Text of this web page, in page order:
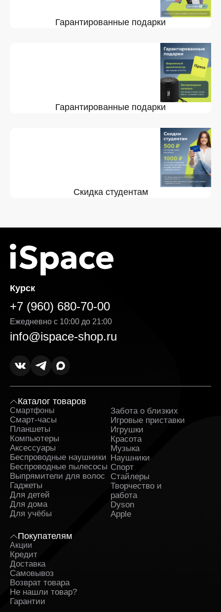
Гарантированные подарки
Гарантированные подарки
Скидка студентам
Курск
+7 (960) 680-70-00
Ежедневно с 10:00 до 21:00
info@ispace-shop.ru
Каталог товаров
Смартфоны
Смарт-часы
Планшеты
Компьютеры
Аксессуары
Беспроводные наушники
Беспроводные пылесосы
Выпрямители для волос
Гаджеты
Для детей
Для дома
Для учёбы
Забота о близких
Игровые приставки
Игрушки
Красота
Музыка
Наушники
Спорт
Стайлеры
Творчество и
работа
Dyson
Apple
Покупателям
Акции
Кредит
Доставка
Самовывоз
Возврат товара
Не нашли товар?
Гарантии